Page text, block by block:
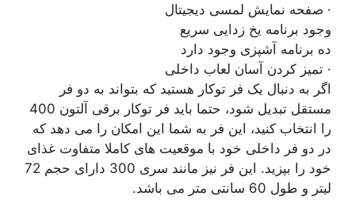
· صفحه نمایش لمسی دیجیتال
وجود برنامه یخ زدایی سریع
ده برنامه آشپزی وجود دارد
· تمیز کردن آسان لعاب داخلی
اگر به دنبال یک فر توکار هستید که بتواند به دو فر
مستقل تبدیل شود، حتما باید فر توکار برقی آلتون 400
را انتخاب کنید، این فر به شما این امکان را می دهد که
در دو فر داخلی خود با موقعیت های کاملا متفاوت غذای
خود را بپزید. این فر نیز مانند سری 300 دارای حجم 72
لیتر و طول 60 سانتی متر می باشد.